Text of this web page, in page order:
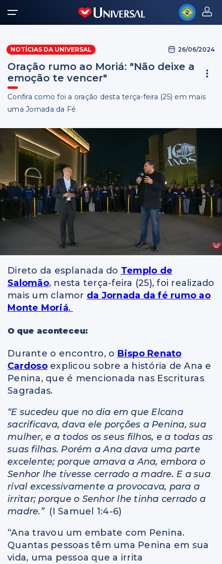
NOTÍCIAS DA UNIVERSAL 26/06/2024
Oração rumo ao Moriá: "Não deixe a
emoção te vencer"
Confira como foi a oração desta terça-feira (25) em mais
uma Jornada da Fé
Direto da esplanada do Templo de
Salomão, nesta terça-feira (25), foi realizado
mais um clamor da Jornada da fé rumo ao
Monte Moriá.
O que aconteceu:
Durante o encontro, o Bispo Renato
Cardosoexplicou sobre a história de Ana e
Penina, que é mencionada nas Escrituras
Sagradas.
“E sucedeu que no dia em que Elcana
sacrificava, dava ele porções a Penina, sua
mulher, e a todos os seus filhos, e a todas as
suas filhas. Porém a Ana dava uma parte
excelente; porque amava a Ana, embora o
Senhor lhe tivesse cerrado a madre. E a sua
rival excessivamente a provocava, para a
irritar; porque o Senhor lhe tinha cerrado a
madre.” (I Samuel 1:4-6)
“Ana travou um embate com Penina.
Quantas pessoas têm uma Penina em sua
vida, uma pessoa que a irrita